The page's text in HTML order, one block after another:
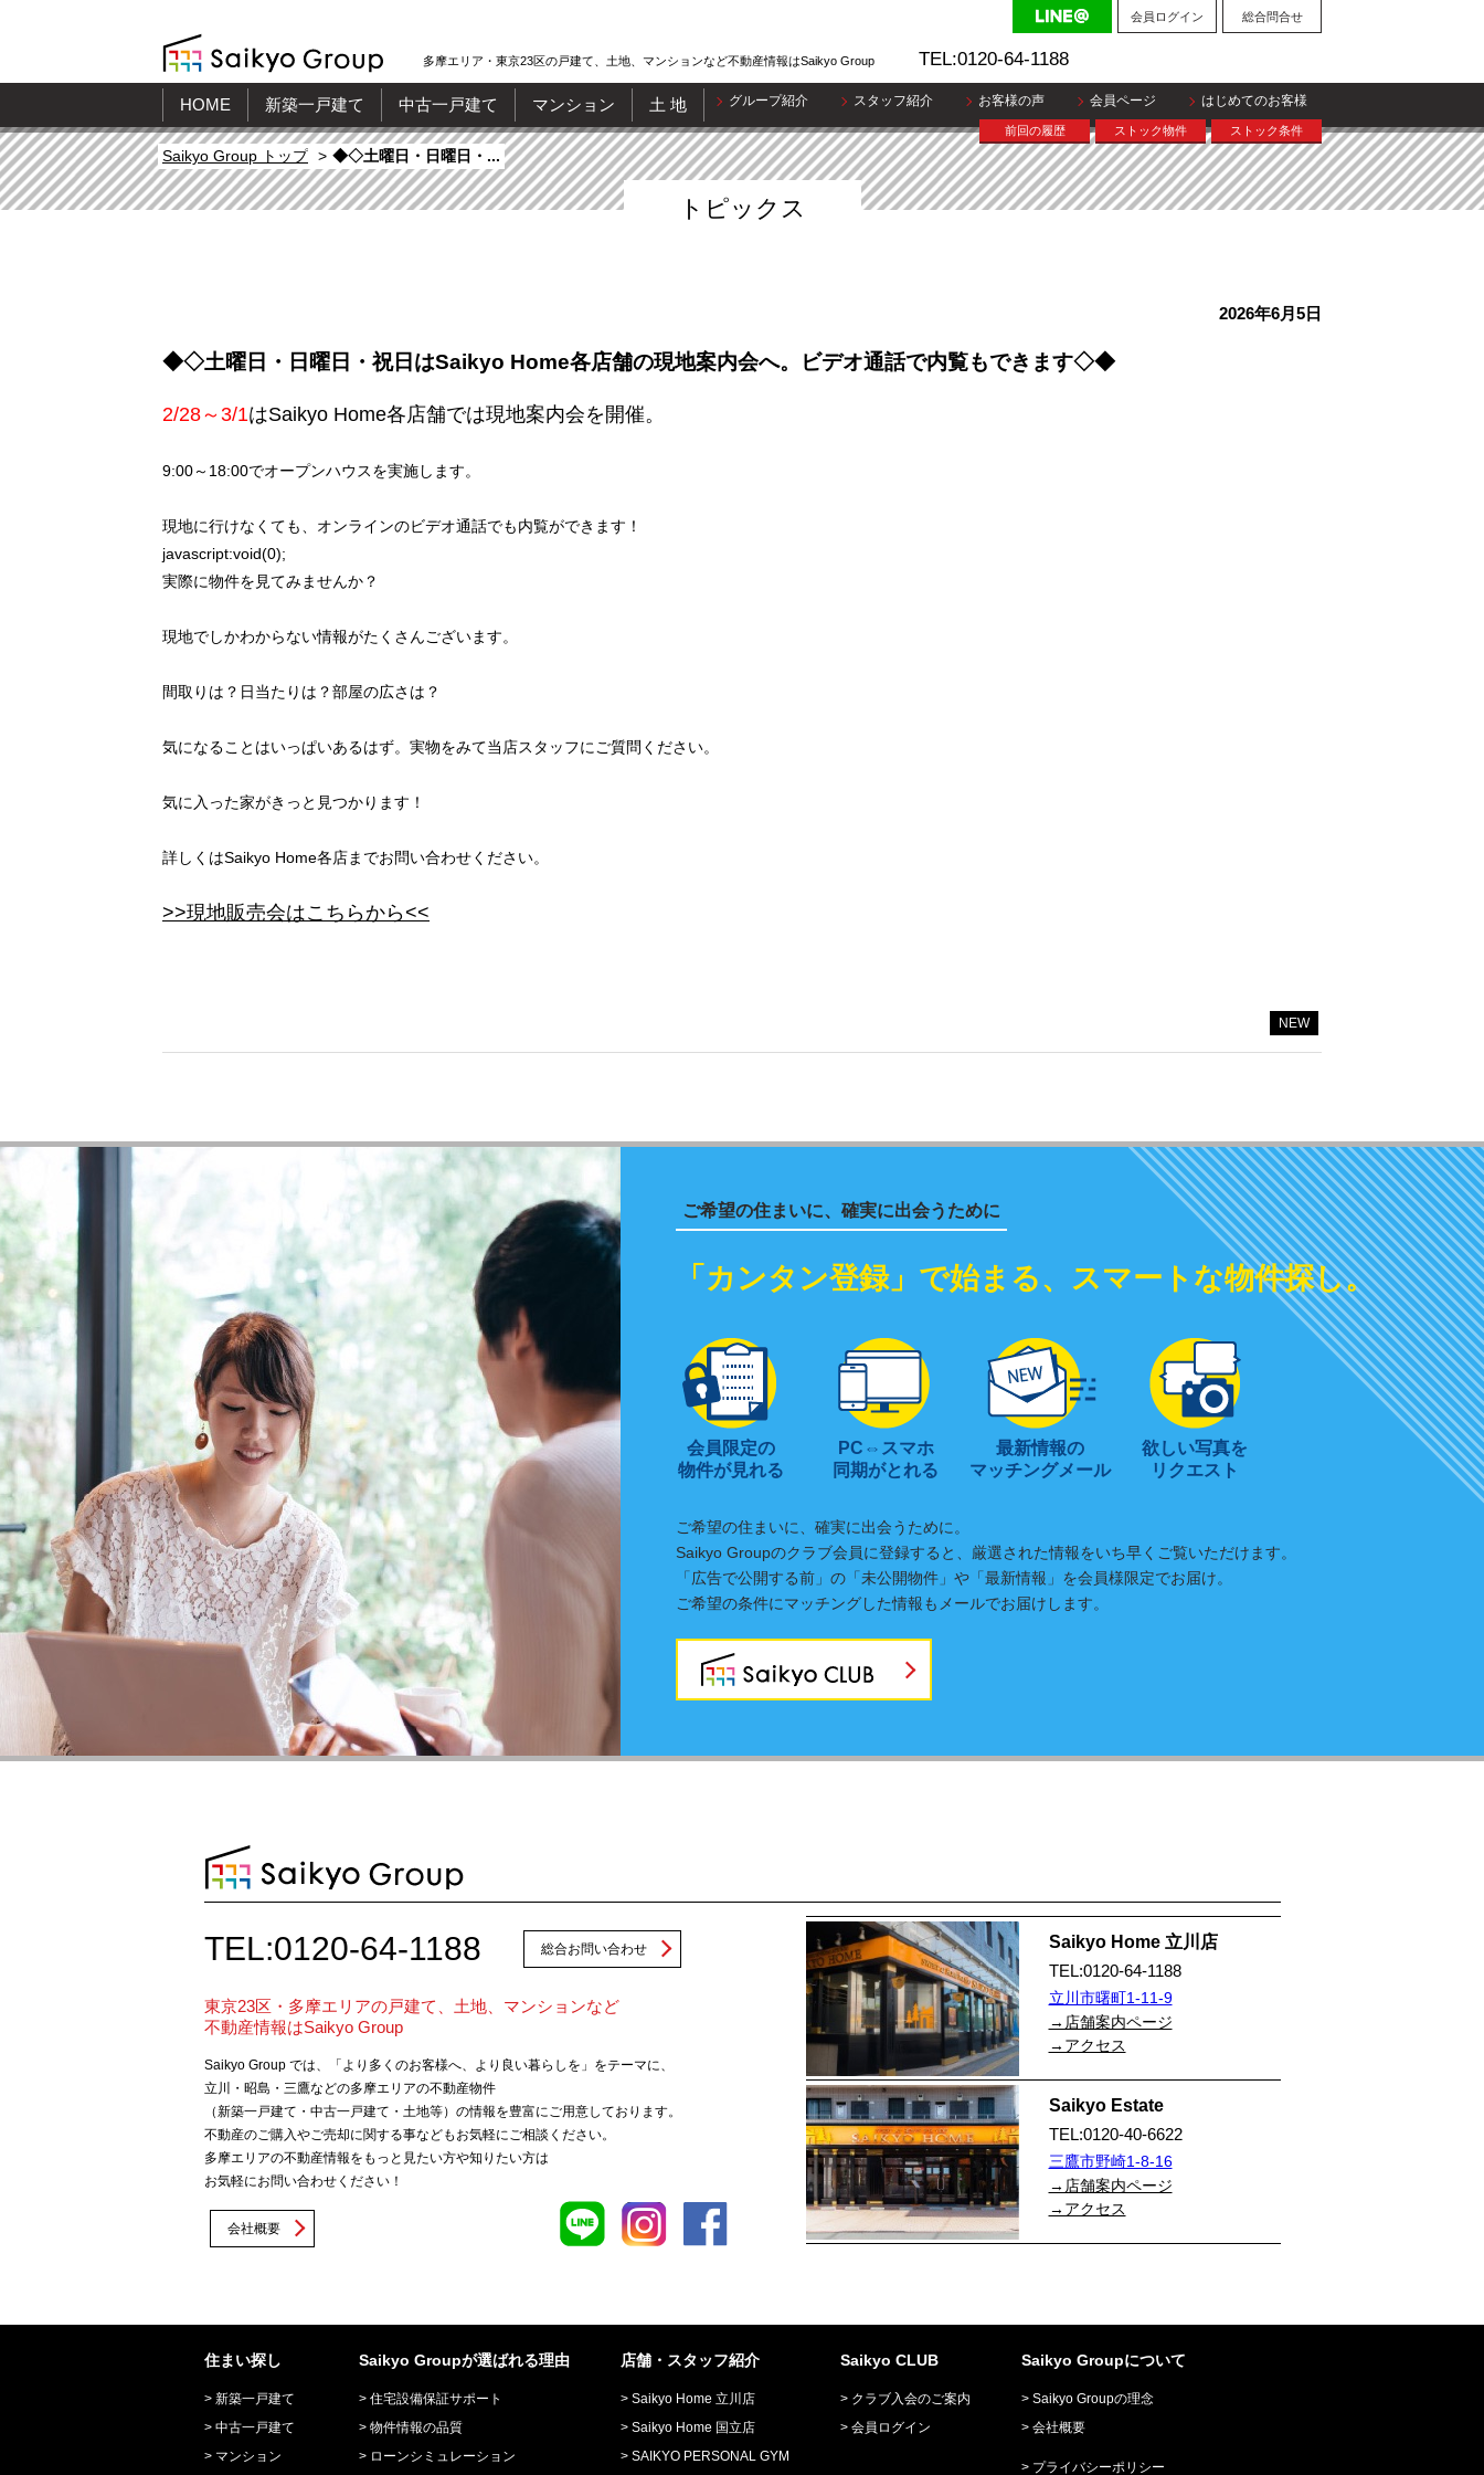
多摩エリア・東京23区の戸建て、土地、マンションなど不動産情報はSaikyo Group TEL:0120-64-1188
会員ログイン 総合問合せ
HOME 新築一戸建て 中古一戸建て マンション 土 地 グループ紹介 スタッフ紹介 お客様の声 会員ページ はじめてのお客様
前回の履歴 ストック物件 ストック条件
Saikyo Group トップ ◆◇土曜日・日曜日・...
トピックス
2026年6月5日
◆◇土曜日・日曜日・祝日はSaikyo Home各店舗の現地案内会へ。ビデオ通話で内覧もできます◇◆
2/28～3/1はSaikyo Home各店舗では現地案内会を開催。
9:00～18:00でオープンハウスを実施します。
現地に行けなくても、オンラインのビデオ通話でも内覧ができます！
javascript:void(0);
実際に物件を見てみませんか？
現地でしかわからない情報がたくさんございます。
間取りは？日当たりは？部屋の広さは？
気になることはいっぱいあるはず。実物をみて当店スタッフにご質問ください。
気に入った家がきっと見つかります！
詳しくはSaikyo Home各店までお問い合わせください。
>>現地販売会はこちらから<<
NEW
ご希望の住まいに、確実に出会うために
「カンタン登録」で始まる、スマートな物件探し。
会員限定の
物件が見れる
PC⇔スマホ
同期がとれる
最新情報の
マッチングメール
欲しい写真を
リクエスト
ご希望の住まいに、確実に出会うために。
Saikyo Groupのクラブ会員に登録すると、厳選された情報をいち早くご覧いただけます。
「広告で公開する前」の「未公開物件」や「最新情報」を会員様限定でお届け。
ご希望の条件にマッチングした情報もメールでお届けします。
TEL:0120-64-1188 総合お問い合わせ
東京23区・多摩エリアの戸建て、土地、マンションなど
不動産情報はSaikyo Group
Saikyo Group では、「より多くのお客様へ、より良い暮らしを」をテーマに、
立川・昭島・三鷹などの多摩エリアの不動産物件
（新築一戸建て・中古一戸建て・土地等）の情報を豊富にご用意しております。
不動産のご購入やご売却に関する事などもお気軽にご相談ください。
多摩エリアの不動産情報をもっと見たい方や知りたい方は
お気軽にお問い合わせください！
会社概要
Saikyo Home 立川店
TEL:0120-64-1188
立川市曙町1-11-9
→店舗案内ページ
→アクセス
Saikyo Estate
TEL:0120-40-6622
三鷹市野崎1-8-16
→店舗案内ページ
→アクセス
住まい探し
新築一戸建て
中古一戸建て
マンション
Saikyo Groupが選ばれる理由
住宅設備保証サポート
物件情報の品質
ローンシミュレーション
店舗・スタッフ紹介
Saikyo Home 立川店
Saikyo Home 国立店
SAIKYO PERSONAL GYM
Saikyo CLUB
クラブ入会のご案内
会員ログイン
Saikyo Groupについて
Saikyo Groupの理念
会社概要
プライバシーポリシー